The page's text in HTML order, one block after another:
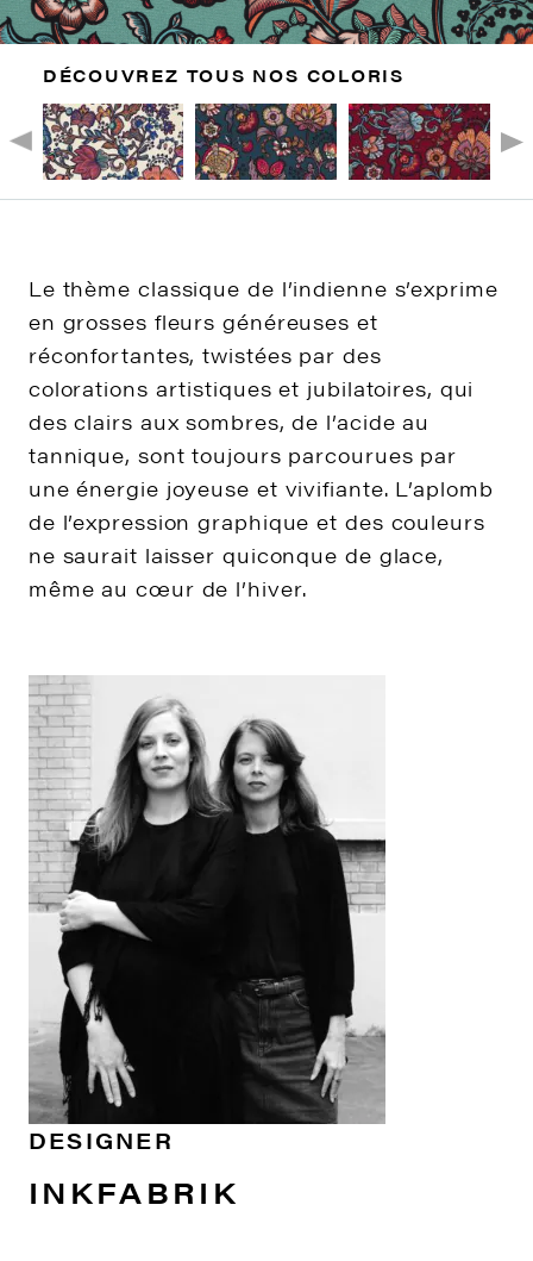
DÉCOUVREZ TOUS NOS COLORIS
Le thème classique de l’indienne s’exprime
en grosses fleurs généreuses et
réconfortantes, twistées par des
colorations artistiques et jubilatoires, qui
des clairs aux sombres, de l’acide au
tannique, sont toujours parcourues par
une énergie joyeuse et vivifiante. L’aplomb
de l’expression graphique et des couleurs
ne saurait laisser quiconque de glace,
même au cœur de l’hiver.
DESIGNER
INKFABRIK